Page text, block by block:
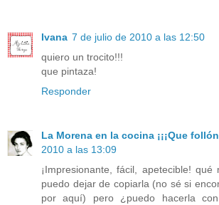
Ivana 7 de julio de 2010 a las 12:50
quiero un trocito!!!
que pintaza!
Responder
La Morena en la cocina ¡¡¡Que
2010 a las 13:09
¡Impresionante, fácil, apetecible!
puedo dejar de copiarla (no sé si
por aquí) pero ¿puedo hacerla